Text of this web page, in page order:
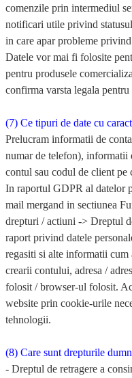
comenzile prin intermediul
notificari utile privind
in care apar probleme
Datele vor mai fi folosite
pentru produsele
confirma varsta legala
(7) Ce tipuri de date cu
Prelucram informatii de
numar de telefon), informatii
contul sau codul de client
In raportul GDPR al datelor
mail mergand in sectiunea
drepturi / actiuni -> Dreptul
raport privind datele
regasiti si alte informatii cum
crearii contului, adresa /
folosit / browser-ul folosit.
website prin cookie-urile
tehnologii.
(8) Care sunt drepturile
- Dreptul de retragere a